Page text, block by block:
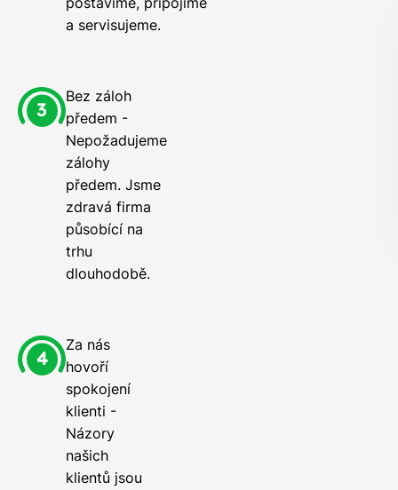
a servisujeme.
Bez záloh
předem -
Nepožadujeme
zálohy
předem. Jsme
zdravá firma
působící na
trhu
dlouhodobě.
Za nás
hovoří
spokojení
klienti -
Názory
našich
klientů jsou